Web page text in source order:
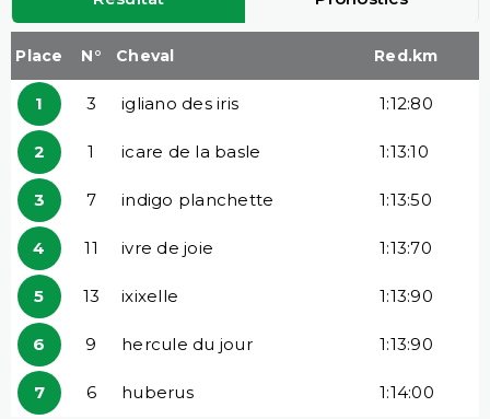
Place N° Cheval Red.km
1 3 igliano des iris 1:12:80
2 1 icare de la basle 1:13:10
3 7 indigo planchette 1:13:50
4 11 ivre de joie 1:13:70
5 13 ixixelle 1:13:90
6 9 hercule du jour 1:13:90
7 6 huberus 1:14:00